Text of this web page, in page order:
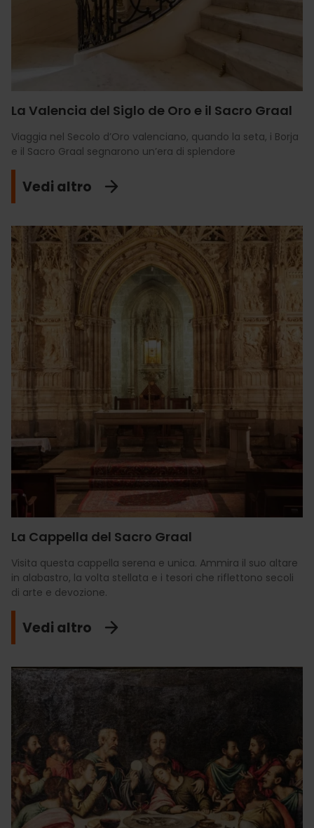
La Valencia del Siglo de Oro e il Sacro Graal
Viaggia nel Secolo d’Oro valenciano, quando la seta, i Borja
e il Sacro Graal segnarono un’era di splendore
Vedi altro
La Cappella del Sacro Graal
Visita questa cappella serena e unica. Ammira il suo altare
in alabastro, la volta stellata e i tesori che riflettono secoli
di arte e devozione.
Vedi altro